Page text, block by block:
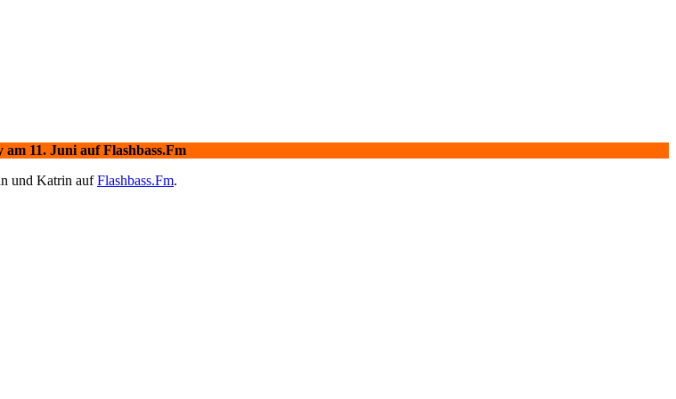
am 11. Juni auf Flashbass.Fm
und Katrin aufFlashbass.Fm.